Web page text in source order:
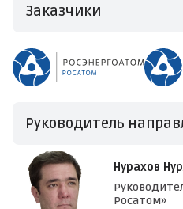
Заказчики
Руководитель
Нурахов
Росатом»